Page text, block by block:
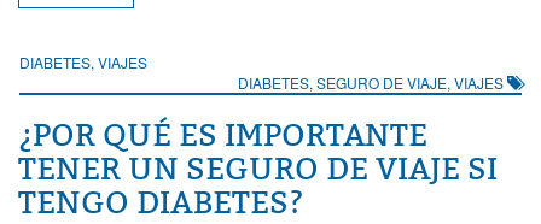
DIABETES, VIAJES
DIABETES, SEGURO DE VIAJE, VIAJES
¿POR QUÉ ES IMPORTANTE
TENER UN SEGURO DE VIAJE SI
TENGO DIABETES?